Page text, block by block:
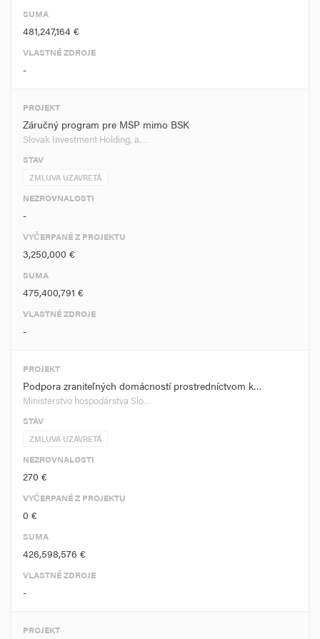
SUMA
481,247,164 €
VLASTNÉ ZDROJE
-
PROJEKT
Záručný program pre MSP mimo BSK
Slovak Investment Holding, a.…
STAV
ZMLUVA UZAVRETÁ
NEZROVNALOSTI
-
VYČERPANÉ Z PROJEKTU
3,250,000 €
SUMA
475,400,791 €
VLASTNÉ ZDROJE
-
PROJEKT
Podpora zraniteľných domácností prostredníctvom k…
Ministerstvo hospodárstva Slo…
STAV
ZMLUVA UZAVRETÁ
NEZROVNALOSTI
270 €
VYČERPANÉ Z PROJEKTU
0 €
SUMA
426,598,576 €
VLASTNÉ ZDROJE
-
PROJEKT